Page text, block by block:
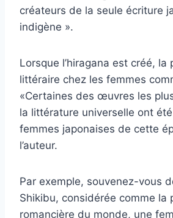
créateurs de la seule écriture
indigène ».
Lorsque l’hiragana est créé, la
littéraire chez les femmes
«Certaines des œuvres les
la littérature universelle ont
femmes japonaises de cette
l’auteur.
Par exemple, souvenez-vous
Shikibu, considérée comme la
romancière du monde, une